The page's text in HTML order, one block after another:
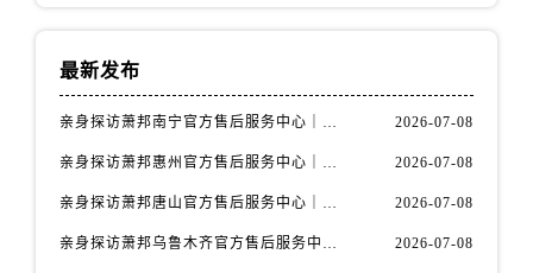
北京市东城区东长安街1号王府井东方广场W3座6层602室萧邦售后服务中心（需提前预约）
内蒙古自治区包头市青山区幸福路甲3号王府井百货名表维修萧邦售后服务中心（需提前预约）
最新发布
2026-07-08
2026-07-08
2026-07-08
2026-07-08